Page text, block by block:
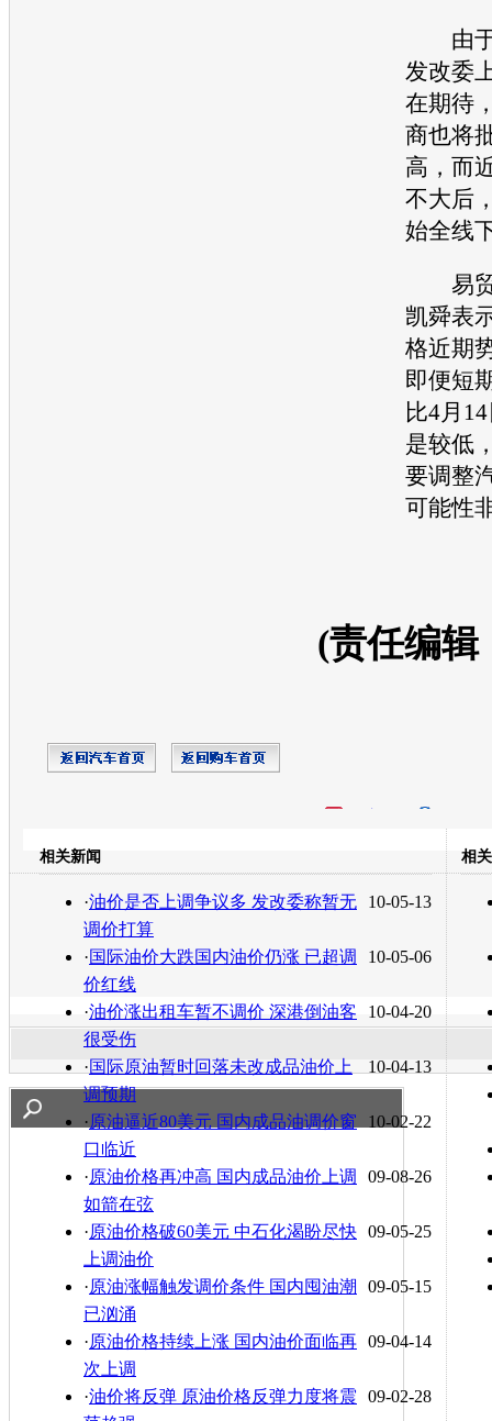
由于
发改委
在期待
商也将
高，而
不大后
始全线
易贸
凯舜表
格近期
即便短
比4月
是较低
要调整
可能性
(责任编辑
转发至：
相关新闻
10-05-13
·油价是否上调争议多 发改委称暂无
调价打算
10-05-06
·国际油价大跌国内油价仍涨 已超调
价红线
10-04-20
·油价涨出租车暂不调价 深港倒油客
很受伤
10-04-13
·国际原油暂时回落未改成品油价上
调预期
10-02-22
·原油逼近80美元 国内成品油调价窗
口临近
09-08-26
·原油价格再冲高 国内成品油价上调
如箭在弦
09-05-25
·原油价格破60美元 中石化渴盼尽快
上调油价
09-05-15
·原油涨幅触发调价条件 国内囤油潮
已汹涌
09-04-14
·原油价格持续上涨 国内油价面临再
次上调
09-02-28
·油价将反弹 原油价格反弹力度将震
相